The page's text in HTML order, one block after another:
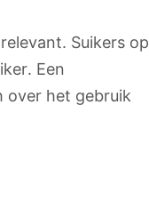
Suikers op
Een
over het gebruik